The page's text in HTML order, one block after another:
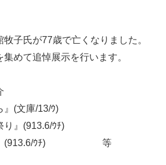
子氏が77歳で亡くなりました。
めて追悼展示を行います。
』(文庫/13/ｳ)
り』(913.6/ｳﾁ)
ら』(913.6/ｳﾁ) 等